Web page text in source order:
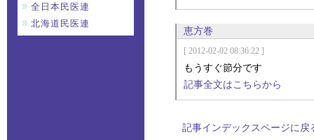
全日本民医連
北海道民医連
恵方巻
[ 2012-02-02 08:36:22 ]
もうすぐ節分です
記事全文はこちらから
記事インデックスページに戻